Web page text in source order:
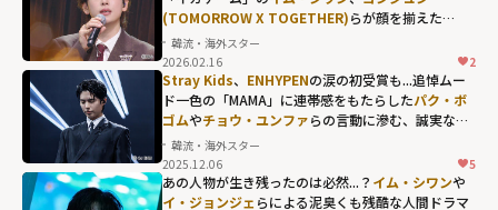
10CMだからこそ
のマッチング！
「イカゲーム」
の
イム・シワ
ン、ヨンジュン
(TOMORROW X TOGETHER)らが顔を揃えた
「THE SEASONS」年末特番
韓流・海外スター
2026.02.16
2
Stray Kids、 ENHYPENの涙の初受賞も...追悼ムー
ド一色の「MAMA」に連帯感をもたらしたパク・ボ
ゴムやチョウ・ユンファらの言動に滲む、誠実な人
間性
韓流・海外スター
2025.12.06
5
あの人物が生き残ったのは必然...？ イム・シワンや
イ・ジョンジェ らによる泥臭くも残酷な人間ドラマ